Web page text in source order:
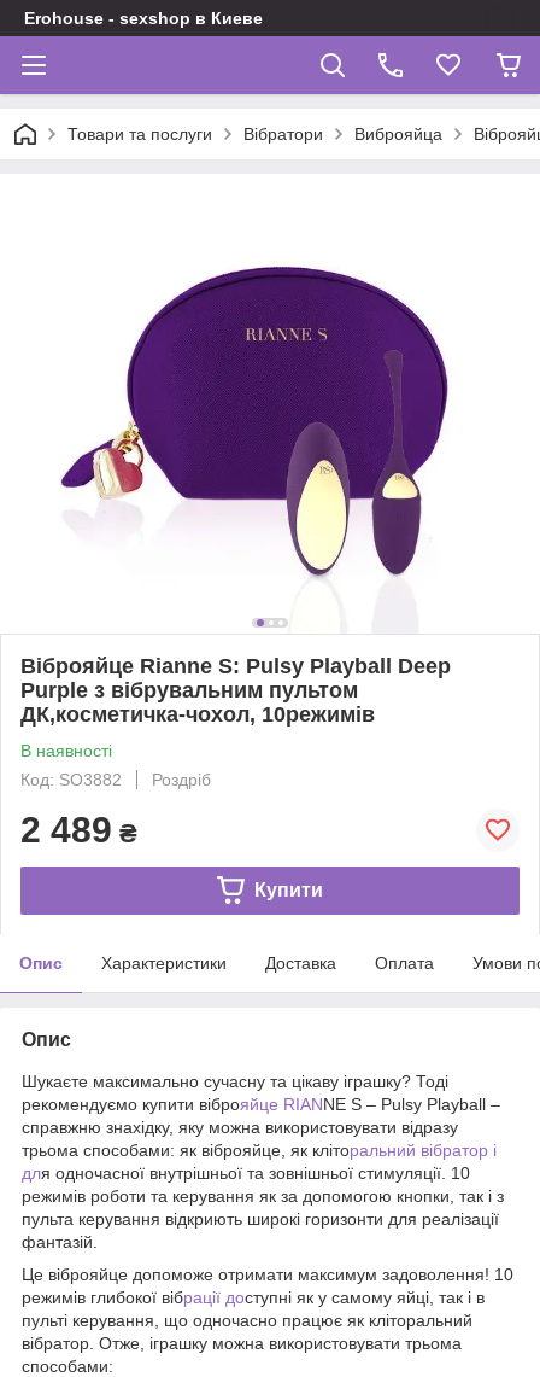
Erohouse - sexshop в Киеве
Товари та послуги Вібратори Виброяйца
Віброяйце Rianne S: Pulsy Playball Deep
Purple з вібрувальним пультом
ДК,косметичка-чохол, 10режимів
В наявності
Код: SO3882
Роздріб
2 489 ₴
Купити
Опис Характеристики Доставка Оплата Умови
Опис
Шукаєте максимально сучасну та цікаву іграшку? Тоді
рекомендуємо купити віброяйце RIANNE S – Pulsy Playball –
справжню знахідку, яку можна використовувати відразу
трьома способами: як віброяйце, як кліторальний вібратор і
для одночасної внутрішньої та зовнішньої стимуляції. 10
режимів роботи та керування як за допомогою кнопки, так і з
пульта керування відкриють широкі горизонти для реалізації
фантазій.
Це віброяйце допоможе отримати максимум задоволення! 10
режимів глибокої вібрації доступні як у самому яйці, так і в
пульті керування, що одночасно працює як кліторальний
вібратор. Отже, іграшку можна використовувати трьома
способами: